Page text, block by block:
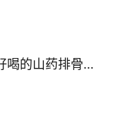
鲜香味美！巨好喝的山药排骨汤！！